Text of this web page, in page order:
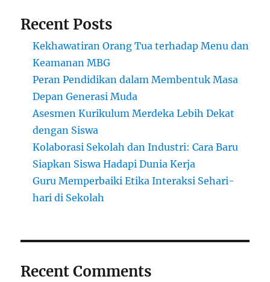
Recent Posts
Kekhawatiran Orang Tua terhadap Menu dan
Keamanan MBG
Peran Pendidikan dalam Membentuk Masa
Depan Generasi Muda
Asesmen Kurikulum Merdeka Lebih Dekat
dengan Siswa
Kolaborasi Sekolah dan Industri: Cara Baru
Siapkan Siswa Hadapi Dunia Kerja
Guru Memperbaiki Etika Interaksi Sehari-
hari di Sekolah
Recent Comments